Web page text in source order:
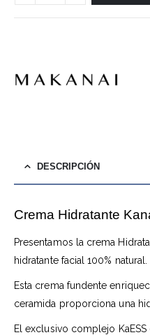
DESCRIPCIÓN
Crema Hidratante
Presentamos la crema
hidratante facial 100% natural.
Esta crema fundente
ceramida proporciona una
El exclusivo complejo